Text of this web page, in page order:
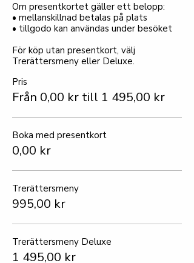
Om presentkortet gäller ett belopp:
• mellanskillnad betalas på plats
• tillgodo kan användas under besöket
För köp utan presentkort, välj
Trerättersmeny eller Deluxe.
Pris
Från 0,00 kr till 1 495,00 kr
Boka med presentkort
0,00 kr
Trerättersmeny
995,00 kr
Trerättersmeny Deluxe
1 495,00 kr